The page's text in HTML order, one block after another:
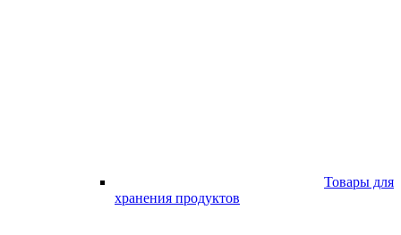
Товары для
хранения продуктов